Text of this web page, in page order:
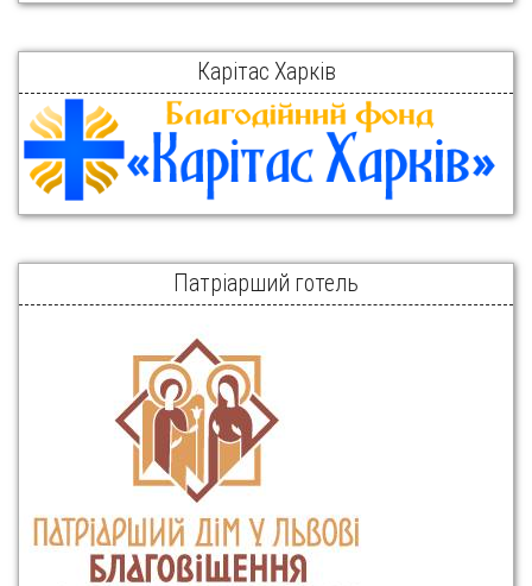
Карітас Харків
Патріарший готель